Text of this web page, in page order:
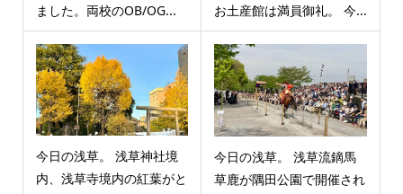
ました。両校のOB/OG...
お土産館は満員御礼。 今...
今日の浅草。 浅草神社境
内、浅草寺境内の紅葉がと
今日の浅草。 浅草流鏑馬
草鹿が隅田公園で開催され